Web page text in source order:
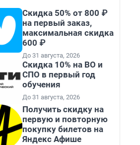
Скидка 50% от 800 ₽
на первый заказ,
максимальная скидка
600 ₽
До 31 августа, 2026
Скидка 10% на ВО и
СПО в первый год
обучения
До 31 августа, 2026
Получить скидку на
первую и повторную
покупку билетов на
Яндекс Афише